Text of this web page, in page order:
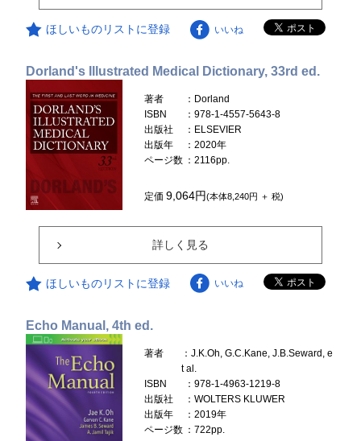
ほしいものリストに登録 いいね
Dorland's Illustrated Medical Dictionary, 33rd ed.
著者
：Dorland
ISBN
：978-1-4557-5643-8
出版社
：ELSEVIER
出版年
：2020年
ページ数 ：2116pp.
定価9,064円(本体8,240円 ＋ 税)
詳しく見る
ほしいものリストに登録 いいね
Echo Manual, 4th ed.
著者
：J.K.Oh, G.C.Kane, J.B.Seward, e
t al.
ISBN
：978-1-4963-1219-8
出版社
：WOLTERS KLUWER
出版年
：2019年
ページ数 ：722pp.